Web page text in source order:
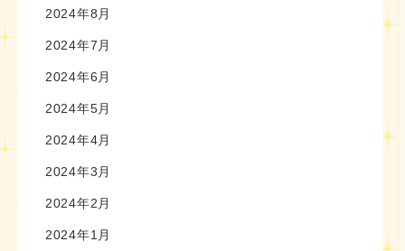
2024年8月
2024年7月
2024年6月
2024年5月
2024年4月
2024年3月
2024年2月
2024年1月